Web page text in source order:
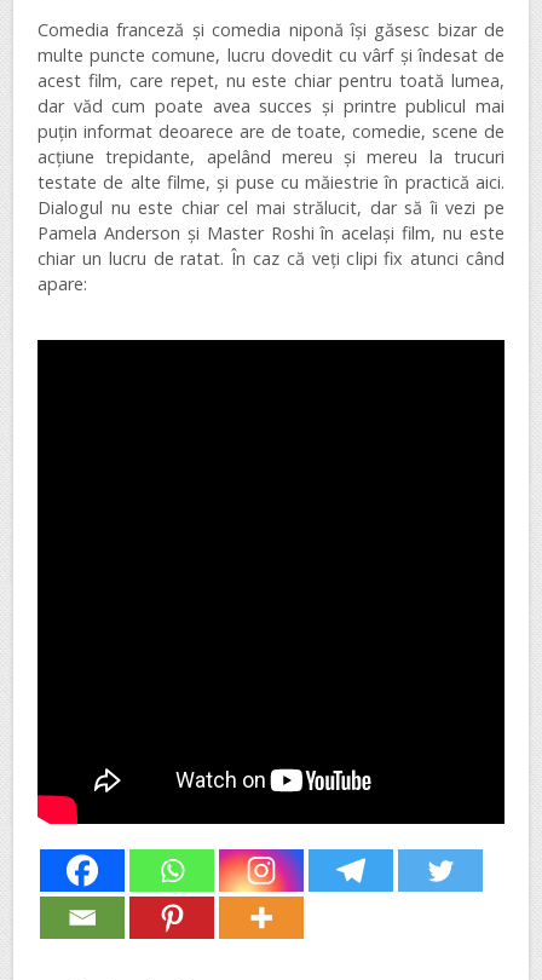
Comedia franceză și comedia niponă își găsesc bizar de
multe puncte comune, lucru dovedit cu vârf și îndesat de
acest film, care repet, nu este chiar pentru toată lumea,
dar văd cum poate avea succes și printre publicul mai
puțin informat deoarece are de toate, comedie, scene de
acțiune trepidante, apelând mereu și mereu la trucuri
testate de alte filme, și puse cu măiestrie în practică aici.
Dialogul nu este chiar cel mai strălucit, dar să îi vezi pe
Pamela Anderson și Master Roshi în același film, nu este
chiar un lucru de ratat. În caz că veți clipi fix atunci când
apare: